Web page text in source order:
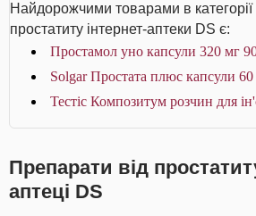
Найдорожчими товарами в категорії
простатиту інтернет-аптеки DS є:
Простамол уно капсули 320 мг
Solgar Простата плюс капсули
Тестіс Композитум розчин для
Препарати від
аптеці DS